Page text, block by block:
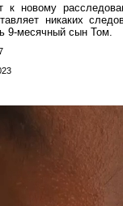
к новому
никаких
9-месячный сын Том.